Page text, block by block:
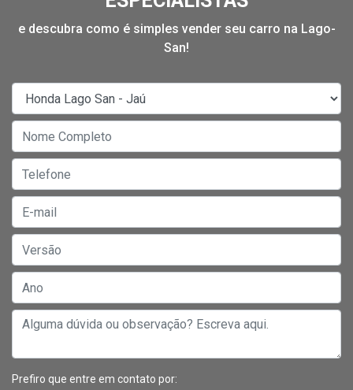
e descubra como é simples vender seu carro na Lago-
San!
Prefiro que entre em contato por: